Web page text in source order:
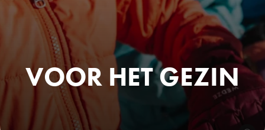
VOOR HET GEZIN